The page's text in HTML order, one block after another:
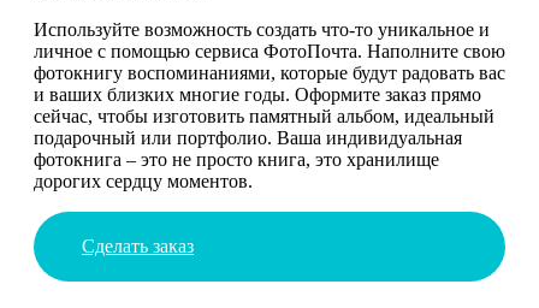
Используйте возможность создать что-то уникальное и
личное с помощью сервиса ФотоПочта. Наполните свою
фотокнигу воспоминаниями, которые будут радовать вас
и ваших близких многие годы. Оформите заказ прямо
сейчас, чтобы изготовить памятный альбом, идеальный
подарочный или портфолио. Ваша индивидуальная
фотокнига – это не просто книга, это хранилище
дорогих сердцу моментов.
Сделать заказ